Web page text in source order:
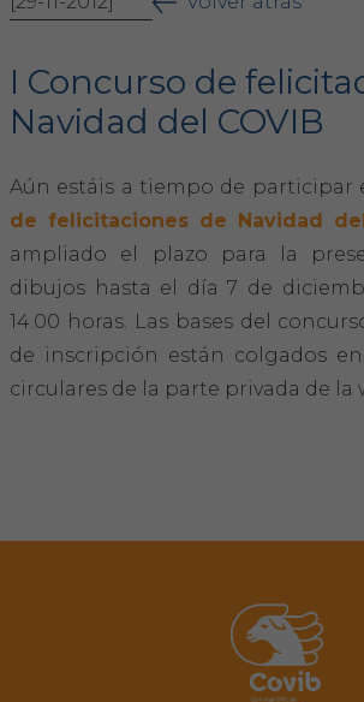
FORMACIÓN
Formación COVIB
Formaciones de otras entidades
Certificados de formaciones COVIB
I Concurso de
Navidad del COVIB
Aún estáis a tiempo de participar
de felicitaciones de Navidad
ampliado el plazo para la
dibujos hasta el día 7 de
14.00 horas. Las bases del
de inscripción están colgados
circulares de la parte privada de la